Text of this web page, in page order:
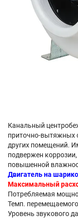
Канальный
приточно-вытяжных
других помещений.
подвержен
повышенной
Двигатель на
Максимальный
Потребляемая
Темп.
Уровень звукового